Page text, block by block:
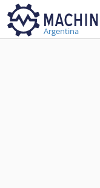
Argentina